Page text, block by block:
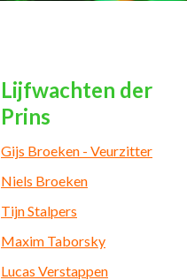
Lijfwachten der
Prins
Gijs Broeken - Veurzitter
Niels Broeken
Tijn Stalpers
Maxim Taborsky
Lucas Verstappen